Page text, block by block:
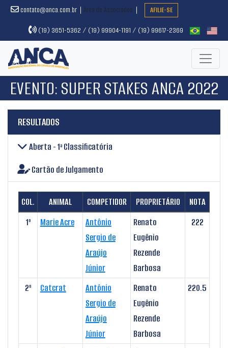
contato@anca.com.br Área de Associados AFILIE-SE
(19) 3651-5362 / (19) 99904-1191 / (19) 99617-2369
EVENTO:SUPER STAKES ANCA 2022
RESULTADOS
Aberta - 1ª Classificatória
Cartão de Julgamento
COL. ANIMAL COMPETIDOR PROPRIETÁRIO
NOTA
1º
Marie Acre
Antônio
Sergio de
Araújo
Júnior
Renato
Eugênio
Rezende
Barbosa
222
2º Catcrat
Antônio
Sergio de
Araújo
Júnior
Renato
Eugênio
Rezende
Barbosa
220.5